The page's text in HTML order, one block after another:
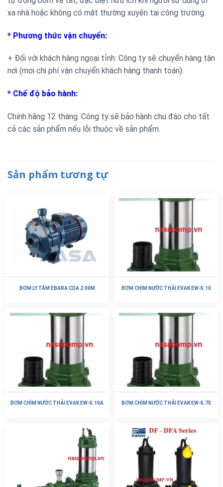
xa nhà hoặc không có mặt thường xuyên tại công trường.
* Phương thức vận chuyển:
+ Đối với khách hàng ngoại tỉnh: Công ty sẽ chuyển hàng tận
nơi (mọi chi phí vận chuyển khách hàng thanh toán).
* Chế độ bảo hành:
Chính hãng 12 tháng. Công ty sẽ bảo hành chu đáo cho tất
cả các sản phẩm nếu lỗi thuộc về sản phẩm.
Sản phẩm tương tự
BƠM LY TÂM EBARA CDA 2.00M BƠM CHÌM NƯỚC THẢI EVAK EW-5.10
BƠM CHÌM NƯỚC THẢI EVAK EW-5.10A BƠM CHÌM NƯỚC THẢI EVAK EW-5.75